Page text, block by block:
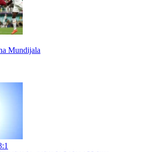
Mundijala